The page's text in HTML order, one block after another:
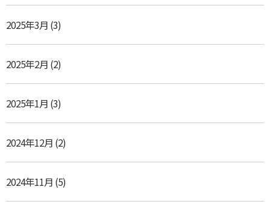
2025年3月 (3)
2025年2月 (2)
2025年1月 (3)
2024年12月 (2)
2024年11月 (5)